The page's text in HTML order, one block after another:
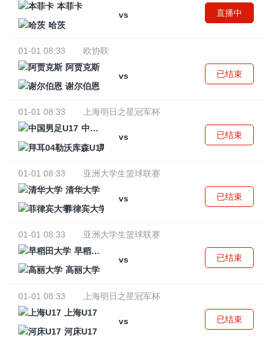
本菲卡
vs
哈茨
直播中
01-01 08:33
欧协联
阿贾克斯
vs
谢尔伯恩
已结束
01-01 08:33
上海明日之星冠军杯
中国男足U17
vs
拜耳04勒沃库森U17
已结束
01-01 08:33
亚洲大学生篮球联赛
清华大学
vs
菲律宾大学
已结束
01-01 08:33
亚洲大学生篮球联赛
早稻田大学
vs
高丽大学
已结束
01-01 08:33
上海明日之星冠军杯
上海U17
vs
河床U17
已结束